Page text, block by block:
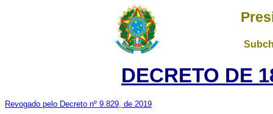
DECRETO DE
Revogado pelo Decreto nº 9.829, de 2019